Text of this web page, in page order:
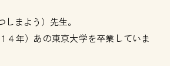
まよう）先生。
４年）あの東京大学を卒業していま